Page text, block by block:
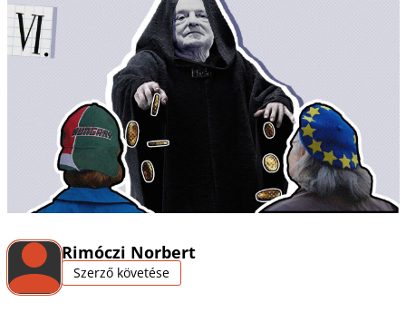
Rimóczi Norbert
Szerző követése